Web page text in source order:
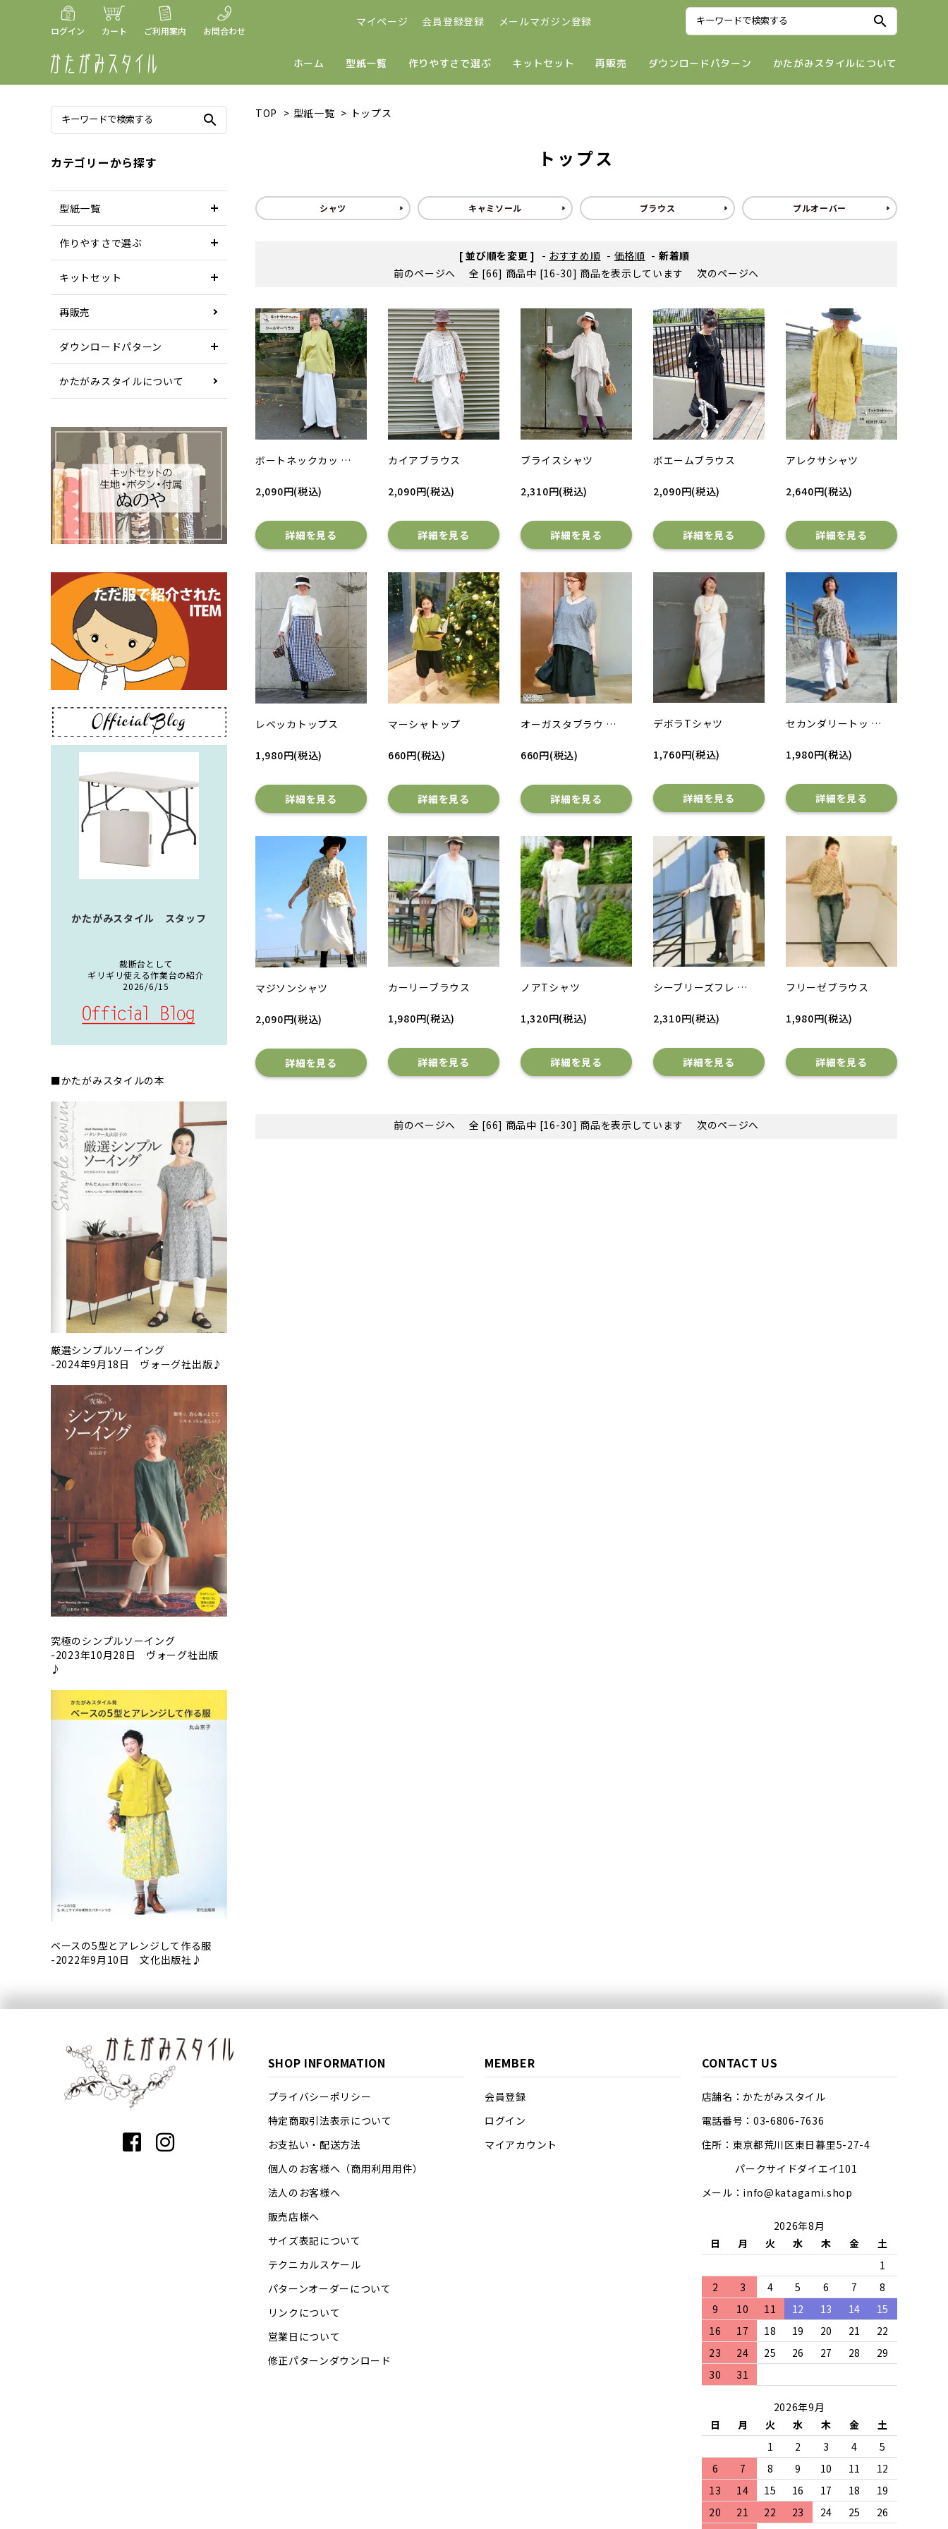
ログイン カート ご利用案内 お問合わせ
マイページ 会員登録登録 メールマガジン登録 search
ホーム 型紙一覧 作りやすさで選ぶ キットセット 再販売 ダウンロードパターン かたがみスタイルについて
TOP > 型紙一覧 > トップス
トップス
シャツ キャミソール ブラウス プルオーバー
[ 並び順を変更 ] - おすすめ順 - 価格順 - 新着順
前のページへ
全 [66] 商品中 [16-30] 商品を表示しています 次のページへ
ボートネックカッ …
2,090円(税込)
詳細を見る
カイアブラウス
2,090円(税込)
詳細を見る
ブライスシャツ
2,310円(税込)
詳細を見る
ボエームブラウス
2,090円(税込)
詳細を見る
アレクサシャツ
2,640円(税込)
詳細を見る
レベッカトップス
1,980円(税込)
詳細を見る
マーシャトップ
660円(税込)
詳細を見る
オーガスタブラウ …
660円(税込)
詳細を見る
デボラTシャツ
1,760円(税込)
詳細を見る
セカンダリートッ …
1,980円(税込)
詳細を見る
マジソンシャツ
2,090円(税込)
詳細を見る
カーリーブラウス
1,980円(税込)
詳細を見る
ノアTシャツ
1,320円(税込)
詳細を見る
シーブリーズフレ …
2,310円(税込)
詳細を見る
フリーゼブラウス
1,980円(税込)
詳細を見る
前のページへ 全 [66] 商品中 [16-30] 商品を表示しています 次のページへ
search
カテゴリーから探す
型紙一覧
作りやすさで選ぶ
キットセット
再販売
ダウンロードパターン
かたがみスタイルについて
かたがみスタイル スタッフ
裁断台として
ギリギリ使える作業台の紹介
2026/6/15
■かたがみスタイルの本
厳選シンプルソーイング
-2024年9月18日 ヴォーグ社出版♪
究極のシンプルソーイング
-2023年10月28日 ヴォーグ社出版
♪
ベースの5型とアレンジして作る服
-2022年9月10日 文化出版社♪
SHOP INFORMATION
プライバシーポリシー
特定商取引法表示について
お支払い・配送方法
個人のお客様へ（商用利用用件）
法人のお客様へ
販売店様へ
サイズ表記について
テクニカルスケール
パターンオーダーについて
リンクについて
営業日について
修正パターンダウンロード
MEMBER
会員登録
ログイン
マイアカウント
CONTACT US
店舗名：かたがみスタイル
電話番号：03-6806-7636
住所：東京都荒川区東日暮里5-27-4
パークサイドダイエイ101
メール：info@katagami.shop
2026年8月
日
月 火 水 木 金
土
1
2
3 4 5 6 7
8
9
10 11 12 13 14
15
16
17 18 19 20 21
22
23
24 25 26 27 28
29
30
31
2026年9月
日
月 火 水 木 金
土
1
2 3 4
5
6
7 8 9 10 11
12
13
14 15 16 17 18
19
20
21 22 23 24 25
26